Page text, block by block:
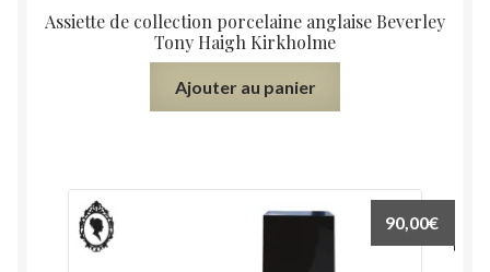
Assiette de collection porcelaine anglaise Beverley
Tony Haigh Kirkholme
Ajouter au panier
90,00€